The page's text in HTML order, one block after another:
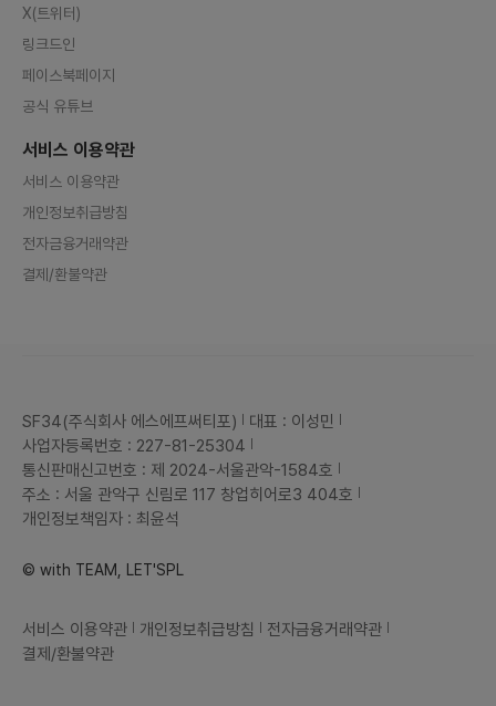
X(트위터)
링크드인
페이스북페이지
공식 유튜브
서비스 이용약관
서비스 이용약관
개인정보취급방침
전자금융거래약관
결제/환불약관
SF34(주식회사 에스에프써티포)
대표 : 이성민
사업자등록번호 : 227-81-25304
통신판매신고번호 : 제 2024-서울관악-1584호
주소 : 서울 관악구 신림로 117 창업히어로3 404호
개인정보책임자 : 최윤석
© with TEAM, LET'SPL
서비스 이용약관 개인정보취급방침
전자금융거래약관
결제/환불약관